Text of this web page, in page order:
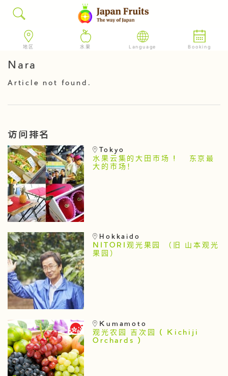
地区 水果 Language Booking
Nara
Article not found.
访问排名
Tokyo
水果云集的大田市场 ! 东京最
大的市场！
Hokkaido
NITORI观光果园 （旧 山本观光
果园）
Kumamoto
观光农园 吉次园 ( Kichiji
Orchards )